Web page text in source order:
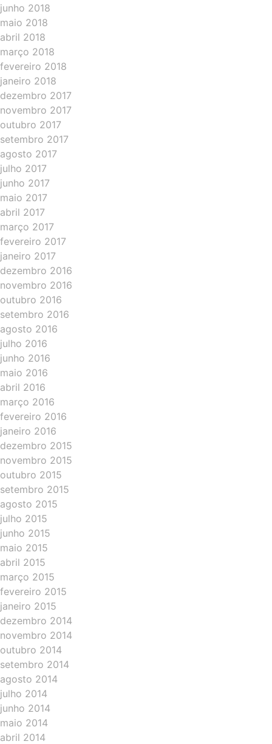
junho 2018
maio 2018
abril 2018
março 2018
fevereiro 2018
janeiro 2018
dezembro 2017
novembro 2017
outubro 2017
setembro 2017
agosto 2017
julho 2017
junho 2017
maio 2017
abril 2017
março 2017
fevereiro 2017
janeiro 2017
dezembro 2016
novembro 2016
outubro 2016
setembro 2016
agosto 2016
julho 2016
junho 2016
maio 2016
abril 2016
março 2016
fevereiro 2016
janeiro 2016
dezembro 2015
novembro 2015
outubro 2015
setembro 2015
agosto 2015
julho 2015
junho 2015
maio 2015
abril 2015
março 2015
fevereiro 2015
janeiro 2015
dezembro 2014
novembro 2014
outubro 2014
setembro 2014
agosto 2014
julho 2014
junho 2014
maio 2014
abril 2014